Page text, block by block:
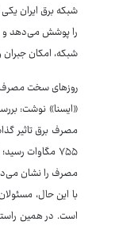
شبکه برق ایران
را پوشش می‌دهد و
شبکه، امکان
روزهای سخت مصرف
«ایسنا» نوشت:
مصرف را نشان
با این حال،